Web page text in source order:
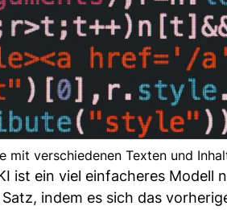
mit verschiedenen Texten und
ist ein viel einfacheres Modell
indem es sich das